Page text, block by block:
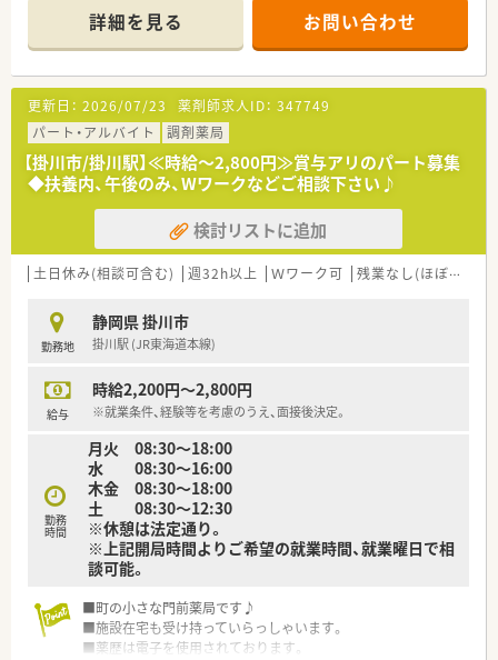
■大手で、福利厚生などしっかり整っています。
詳細を見る お問い合わせ
更新日： 2026/07/23 薬剤師求人ID： 347749
パート・アルバイト
調剤薬局
【掛川市/掛川駅】≪時給～2,800円≫賞与アリのパート募集
◆扶養内、午後のみ、Wワークなどご相談下さい♪
検討リストに追加
土日休み(相談可含む) 週32h以上 Ｗワーク可 残業なし(ほぼなし含む)
勤務地
静岡県 掛川市
掛川駅 (JR東海道本線)
給与
時給2,200円～2,800円
※就業条件、経験等を考慮のうえ、面接後決定。
勤務
時間
月火 08:30～18:00
水 08:30～16:00
木金 08:30～18:00
土 08:30～12:30
※休憩は法定通り。
※上記開局時間よりご希望の就業時間、就業曜日で相
談可能。
■町の小さな門前薬局です♪
■施設在宅も受け持っていらっしゃいます。
■薬歴は電子を使用されております。